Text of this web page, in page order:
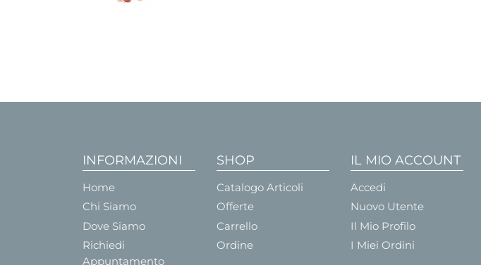
INFORMAZIONI
Home
Chi Siamo
Dove Siamo
Richiedi
Appuntamento
SHOP
Catalogo Articoli
Offerte
Carrello
Ordine
IL MIO ACCOUNT
Accedi
Nuovo Utente
Il Mio Profilo
I Miei Ordini